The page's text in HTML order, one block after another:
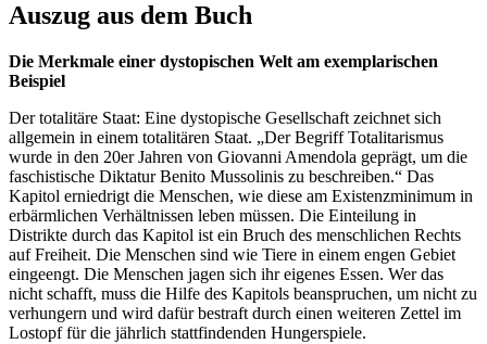
Auszug aus dem Buch
Die Merkmale einer dystopischen Welt am exemplarischen
Beispiel
Der totalitäre Staat: Eine dystopische Gesellschaft zeichnet sich
allgemein in einem totalitären Staat. „Der Begriff Totalitarismus
wurde in den 20er Jahren von Giovanni Amendola geprägt, um die
faschistische Diktatur Benito Mussolinis zu beschreiben.“ Das
Kapitol erniedrigt die Menschen, wie diese am Existenzminimum in
erbärmlichen Verhältnissen leben müssen. Die Einteilung in
Distrikte durch das Kapitol ist ein Bruch des menschlichen Rechts
auf Freiheit. Die Menschen sind wie Tiere in einem engen Gebiet
eingeengt. Die Menschen jagen sich ihr eigenes Essen. Wer das
nicht schafft, muss die Hilfe des Kapitols beanspruchen, um nicht zu
verhungern und wird dafür bestraft durch einen weiteren Zettel im
Lostopf für die jährlich stattfindenden Hungerspiele.